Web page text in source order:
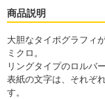
商品説明
大胆なタイポグラフィ
ミクロ。
リングタイプのロルバ
表紙の文字は、それぞ
す。